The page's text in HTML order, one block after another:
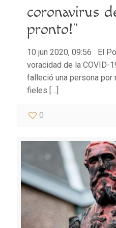
coronavirus
pronto!”
10 jun 2020, 09:56 El
voracidad de la COVID-
falleció una persona por
fieles […]
0